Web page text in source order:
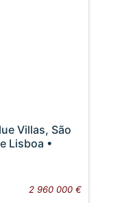
Villas, São
Lisboa •
2 960 000 €